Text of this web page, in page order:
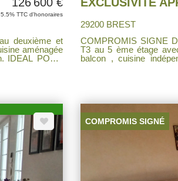
TTC d'honoraires
aménagée
29200 BREST
COMPROMIS SIGNE Dans résidence de standing avec ascenseur , appartement
T3 au 5 ème étage
balcon , cuisine
COMPROMIS SIGNÉ